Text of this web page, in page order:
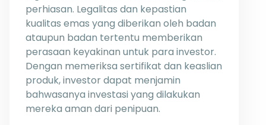
perhiasan. Legalitas dan kepastian
kualitas emas yang diberikan oleh badan
ataupun badan tertentu memberikan
perasaan keyakinan untuk para investor.
Dengan memeriksa sertifikat dan keaslian
produk, investor dapat menjamin
bahwasanya investasi yang dilakukan
mereka aman dari penipuan.